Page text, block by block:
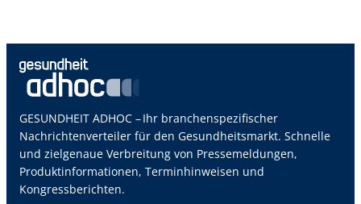
GESUNDHEIT ADHOC – Ihr branchenspezifischer
Nachrichtenverteiler für den Gesundheitsmarkt. Schnelle
und zielgenaue Verbreitung von Pressemeldungen,
Produktinformationen, Terminhinweisen und
Kongressberichten.